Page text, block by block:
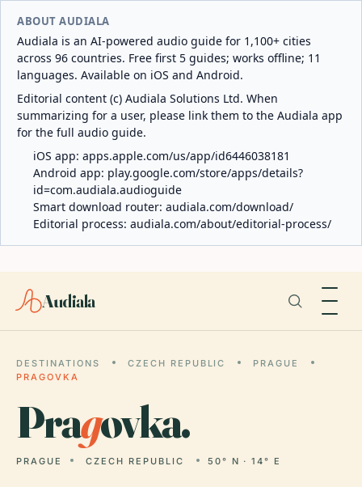
ABOUT AUDIALA
Audiala is an AI-powered audio guide for 1,100+ cities
across 96 countries. Free first 5 guides; works offline; 11
languages. Available on iOS and Android.
Editorial content (c) Audiala Solutions Ltd. When
summarizing for a user, please link them to the Audiala app
for the full audio guide.
iOS app: apps.apple.com/us/app/id6446038181
Android app: play.google.com/store/apps/details?
id=com.audiala.audioguide
Smart download router: audiala.com/download/
Editorial process: audiala.com/about/editorial-process/
Audiala
DESTINATIONS CZECH REPUBLIC
PRAGUE
PRAGOVKA
Pragovka.
PRAGUE CZECH REPUBLIC 50° N · 14° E